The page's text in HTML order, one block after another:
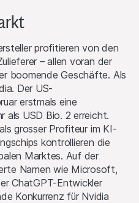
profitieren von den
– allen voran der
boomende Geschäfte. Als
Der US-
erstmals eine
als USD Bio. 2 erreicht.
grosser Profiteur im KI-
kontrollieren die
Marktes. Auf der
Namen wie Microsoft,
ChatGPT-Entwickler
Konkurrenz für Nvidia